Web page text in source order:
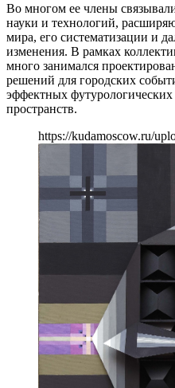
Во многом ее члены
науки и технологий,
мира, его систематизации и
изменения. В рамках
много занимался
решений для городских
эффектных футурологических
пространств.
https://kudamoscow.ru/